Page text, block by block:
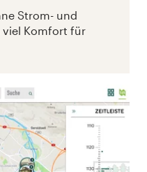
Strom- und
viel Komfort für